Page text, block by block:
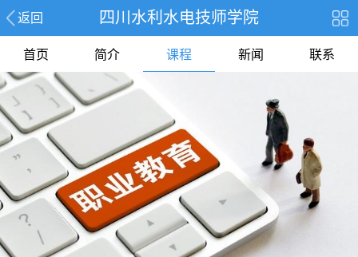
返回 四川水利水电技师学院
首页 简介 课程 新闻 联系